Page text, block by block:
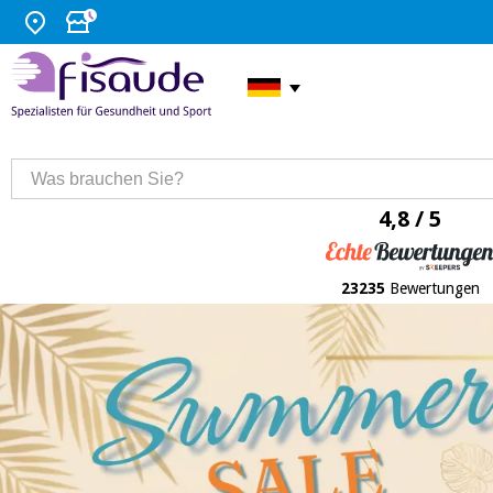
4,8 / 5
23235 Bewertungen